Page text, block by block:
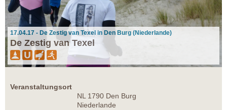
17.04.17 - De Zestig van Texel in Den Burg (Niederlande)
De Zestig van Texel
Veranstaltungsort
NL 1790 Den Burg
Niederlande